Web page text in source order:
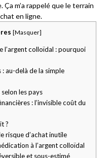
m’a rappelé que le terrain
en ligne.
[Masquer]
l’argent colloïdal : pourquoi
au-delà de la simple
les pays
: l’invisible coût du
?
risque d’achat inutile
à l’argent colloïdal
et sous-estimé